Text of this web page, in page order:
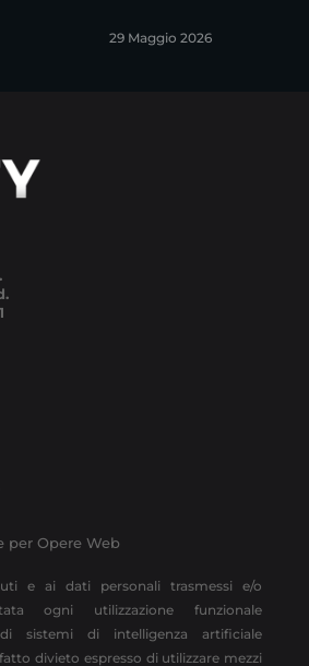
29 Maggio 2026
per Opere Web
e ai dati personali trasmessi e/o
ogni utilizzazione funzionale
di sistemi di intelligenza artificiale
divieto espresso di utilizzare mezzi